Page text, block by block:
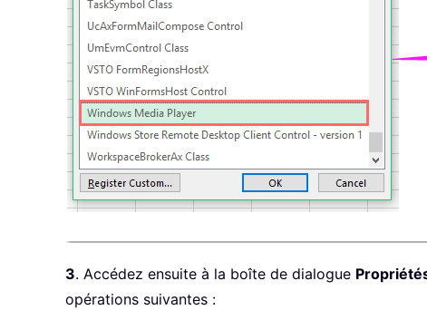
3. Accédez ensuite à la boîte de dialogue
opérations suivantes :